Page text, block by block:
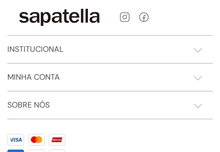
INSTITUCIONAL
MINHA CONTA
SOBRE NÓS